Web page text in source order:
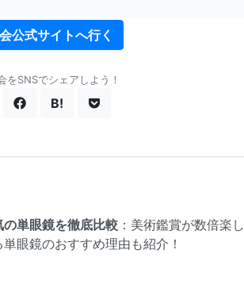
公式サイトへ行く
をSNSでシェアしよう！
B!
の単眼鏡を徹底比較 ：美術鑑賞が数倍楽し
単眼鏡のおすすめ理由も紹介！